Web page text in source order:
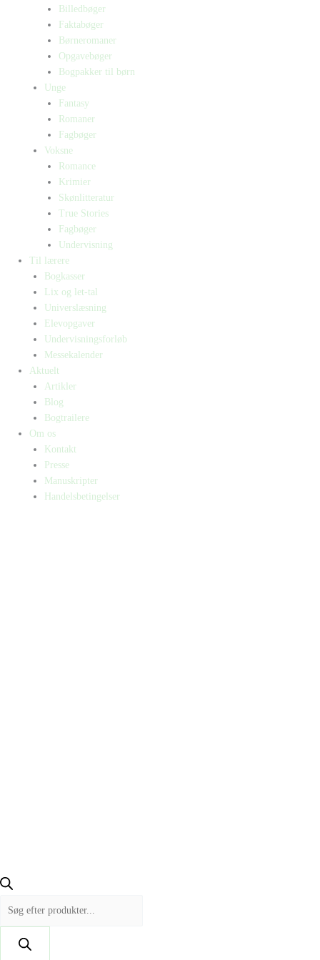
Billedbøger
Faktabøger
Børneromaner
Opgavebøger
Bogpakker til børn
Unge
Fantasy
Romaner
Fagbøger
Voksne
Romance
Krimier
Skønlitteratur
True Stories
Fagbøger
Undervisning
Til lærere
Bogkasser
Lix og let-tal
Universlæsning
Elevopgaver
Undervisningsforløb
Messekalender
Aktuelt
Artikler
Blog
Bogtrailere
Om os
Kontakt
Presse
Manuskripter
Handelsbetingelser